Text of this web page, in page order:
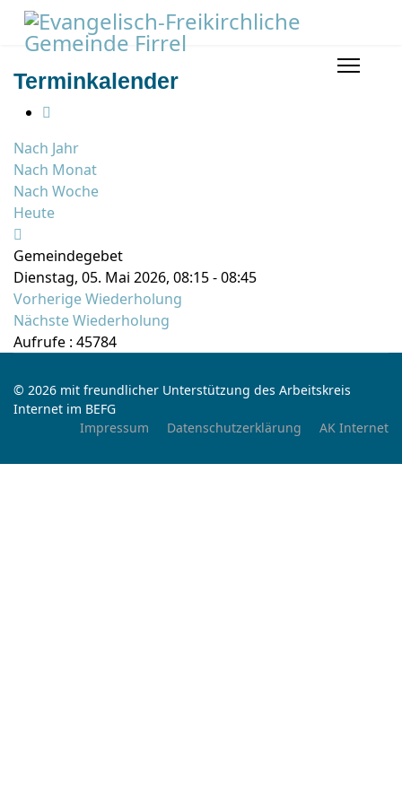
Terminkalender
Nach Jahr
Nach Monat
Nach Woche
Heute
Gemeindegebet
Dienstag, 05. Mai 2026, 08:15 - 08:45
Vorherige Wiederholung
Nächste Wiederholung
Aufrufe : 45784
© 2026 mit freundlicher Unterstützung des Arbeitskreis
Internet im BEFG
Impressum
Datenschutzerklärung AK Internet